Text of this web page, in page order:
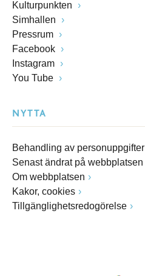
Kulturpunkten
Simhallen
Pressrum
Facebook
Instagram
You Tube
NYTTA
Behandling av personuppgifter
Senast ändrat på webbplatsen
Om webbplatsen
Kakor, cookies
Tillgänglighetsredogörelse